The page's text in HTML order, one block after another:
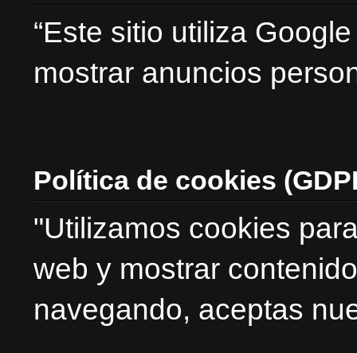
“Este sitio utiliza
mostrar anuncios
Política de cookies
"Utilizamos cookies
web y mostrar
navegando, aceptas